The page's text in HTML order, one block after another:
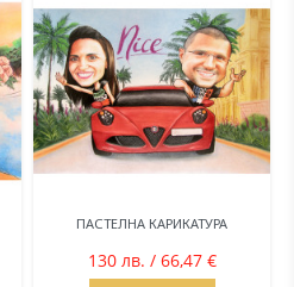
ПАСТЕЛНА КАРИКАТУРА
130 лв. / 66,47 €